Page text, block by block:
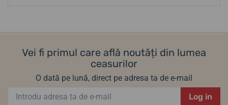
Vei fi primul care află noutăți din lumea
ceasurilor
O dată pe lună, direct pe adresa ta de e-mail
Log in